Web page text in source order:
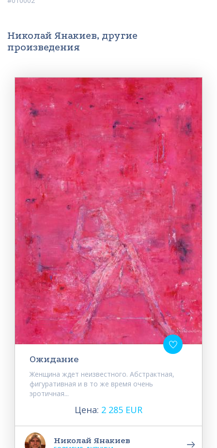
Николай Янакиев, другие
произведения
Ожидание
Женщина ждет неизвестного. Абстрактная,
фигуративная и в то же время очень
эротичная...
Цена: 2 285 EUR
Николай Янакиев